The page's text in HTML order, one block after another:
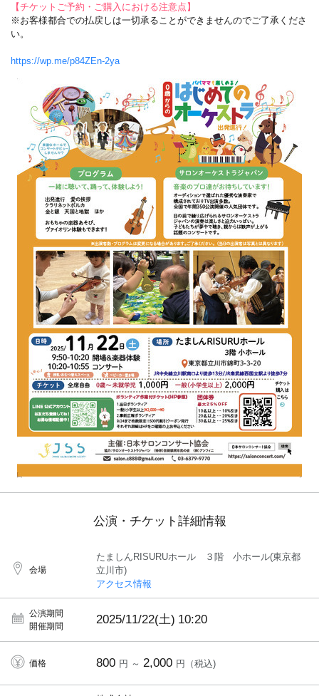
【チケットご予約・ご購入における注意点】
※お客様都合での払戻しは一切承ることができませんのでご了承くださ
い。
https://wp.me/p84ZEn-2ya
公演・チケット詳細情報
会場
たましんRISURUホール ３階 小ホール(東京都
立川市)
アクセス情報
公演期間
開催期間
2025/11/22(土) 10:20
価格 800 円 ～ 2,000 円（税込)